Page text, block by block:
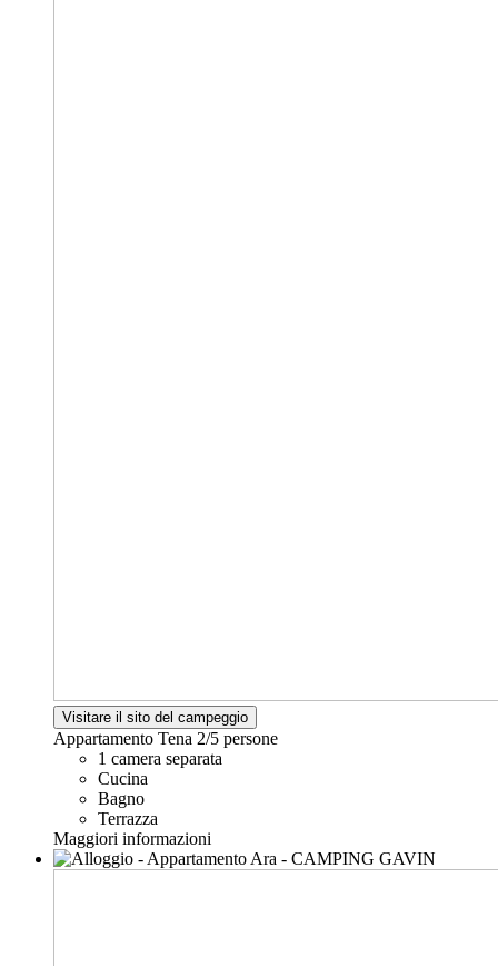
Visitare il sito del campeggio
Appartamento Tena 2/5 persone
1 camera separata
Cucina
Bagno
Terrazza
Maggiori informazioni